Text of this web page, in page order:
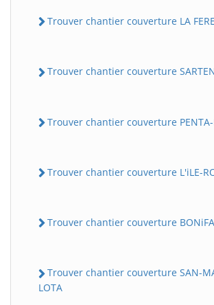
Trouver chantier couverture LA FERE
Trouver chantier couverture
Trouver chantier couverture PENTA-
Trouver chantier couverture L'iLE-
Trouver chantier couverture
Trouver chantier couverture SAN-
LOTA